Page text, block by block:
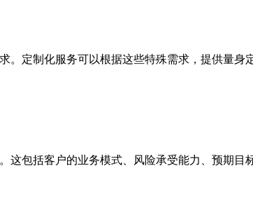
定制化服务可以根据这些特殊需求，提供量身
这包括客户的业务模式、风险承受能力、预期